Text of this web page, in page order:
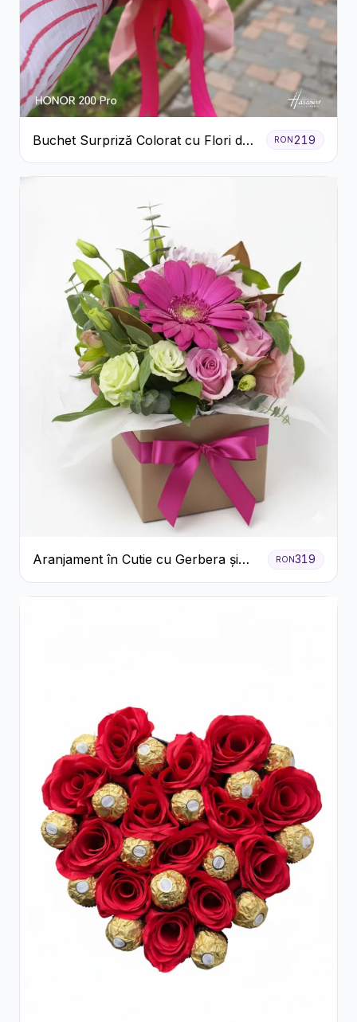
Buchet Surpriză Colorat cu Flori de
Sezon
RON219
Aranjament în Cutie cu Gerbera și
Trandafiri Roz
RON319